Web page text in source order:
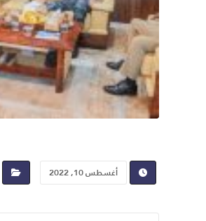
أغسطس 10, 2022